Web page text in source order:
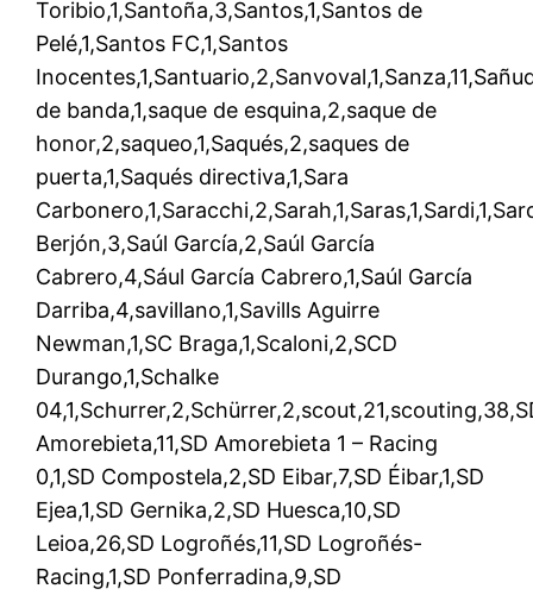
Toribio,1,Santoña,3,Santos,1,Santos de
Pelé,1,Santos FC,1,Santos
de banda,1,saque de esquina,2,saque de
honor,2,saqueo,1,Saqués,2,saques de
puerta,1,Saqués directiva,1,Sara
Berjón,3,Saúl García,2,Saúl García
Cabrero,4,Sául García Cabrero,1,Saúl García
Darriba,4,savillano,1,Savills Aguirre
Newman,1,SC Braga,1,Scaloni,2,SCD
Durango,1,Schalke
Amorebieta,11,SD Amorebieta 1 – Racing
0,1,SD Compostela,2,SD Eibar,7,SD Éibar,1,SD
Ejea,1,SD Gernika,2,SD Huesca,10,SD
Leioa,26,SD Logroñés,11,SD Logroñés-
Racing,1,SD Ponferradina,9,SD